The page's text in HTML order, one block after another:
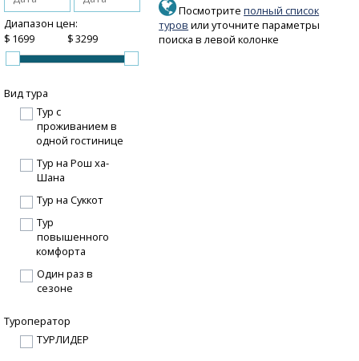
Посмотритеполный список
туров или уточните параметры
поиска в левой колонке
Диапазон цен:
$
$
Вид тура
Тур с
проживанием в
одной гостинице
Тур на Рош ха-
Шана
Тур на Суккот
Тур
повышенного
комфорта
Один раз в
сезоне
Туроператор
ТУРЛИДЕР